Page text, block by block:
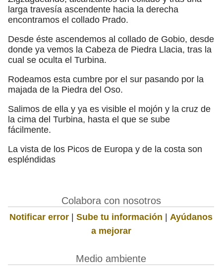
larga travesía ascendente hacia la derecha
encontramos el collado Prado.
Desde éste ascendemos al collado de Gobio, desde
donde ya vemos la Cabeza de Piedra Llacia, tras la
cual se oculta el Turbina.
Rodeamos esta cumbre por el sur pasando por la
majada de la Piedra del Oso.
Salimos de ella y ya es visible el mojón y la cruz de
la cima del Turbina, hasta el que se sube
fácilmente.
La vista de los Picos de Europa y de la costa son
espléndidas
Colabora con nosotros
Notificar error | Sube tu información | Ayúdanos
a mejorar
Medio ambiente